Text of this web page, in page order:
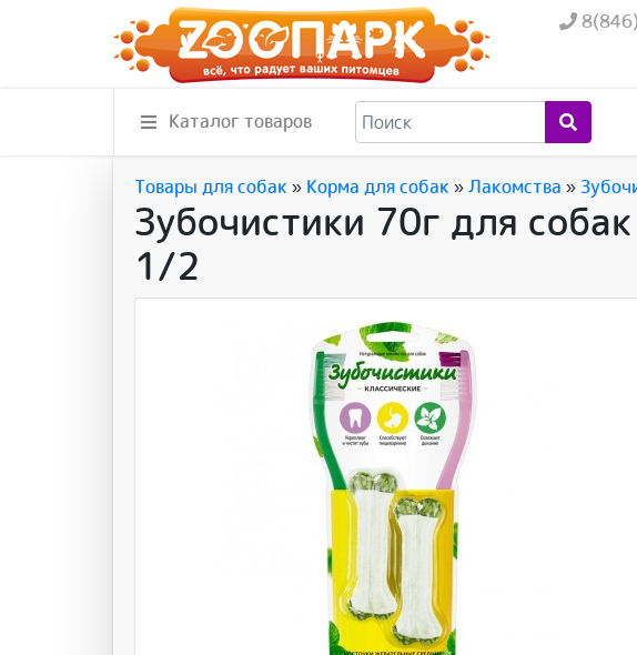
Каталог товаров
Товары для собак » Корма для собак »Лакомства »
Зубочистики 70г для
1/2